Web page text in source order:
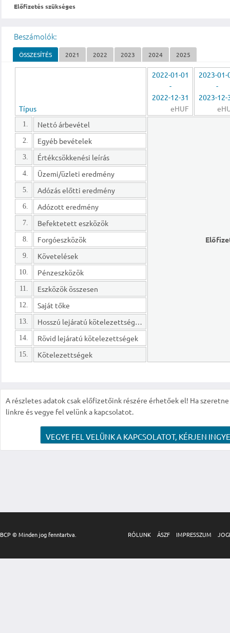
Előfizetés szükséges
Beszámolók:
ÖSSZESÍTÉS 2021 2022 2023 2024 2025
Típus
2022-01-01
-
2022-12-31
eHUF
2023-01-
-
2023-12-
1. Nettó árbevétel
2. Egyéb bevételek
3. Értékcsökkenési leírás
4. Üzemi/üzleti eredmény
5. Adózás előtti eredmény
6. Adózott eredmény
7. Befektetett eszközök
8. Forgóeszközök
9. Követelések
10. Pénzeszközök
11. Eszközök összesen
12. Saját tőke
13. Hosszú lejáratú kötelezettségek
14. Rövid lejáratú kötelezettségek
15. Kötelezettségek
A részletes adatok csak előfizetőink részére érhetőek el! Ha
linkre és vegye fel velünk a kapcsolatot.
VEGYE FEL VELÜNK A KAPCSOLATOT, KÉRJEN
BCP © Minden jog fenntartva. RÓLUNK ÁSZF IMPRESSZUM